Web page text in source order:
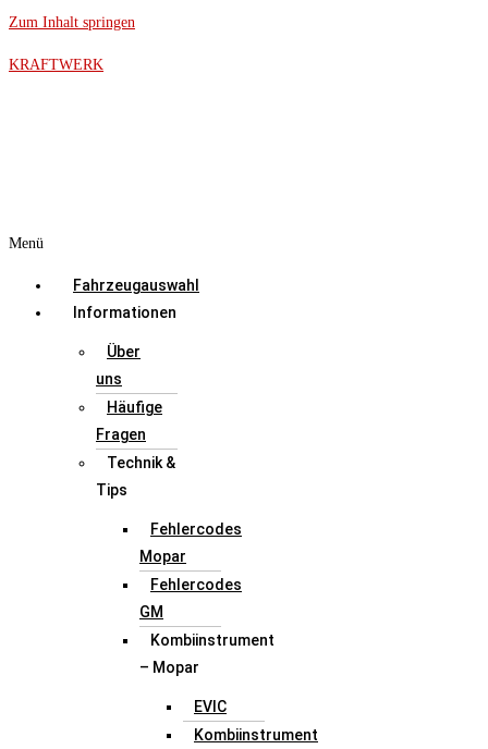
Zum Inhalt springen
KRAFTWERK
Menü
Fahrzeugauswahl
Informationen
Über
uns
Häufige
Fragen
Technik &
Tips
Fehlercodes
Mopar
Fehlercodes
GM
Kombiinstrument
– Mopar
EVIC
Kombiinstrument